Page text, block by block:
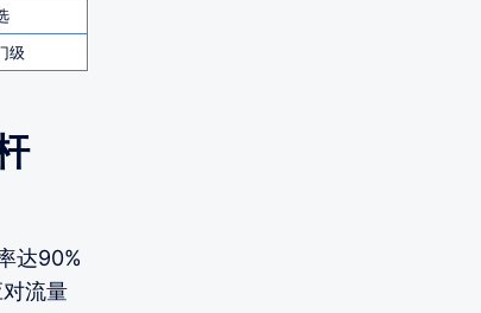
级
达90%
流量